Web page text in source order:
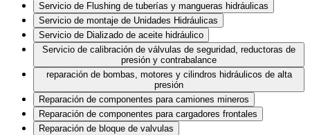
Servicio de Flushing de tuberías y mangueras hidráulicas
Servicio de montaje de Unidades Hidráulicas
Servicio de Dializado de aceite hidráulico
Servicio de calibración de válvulas de seguridad, reductoras de
presión y contrabalance
reparación de bombas, motores y cilindros hidráulicos de alta
presión
Reparación de componentes para camiones mineros
Reparación de componentes para cargadores frontales
Reparación de bloque de valvulas